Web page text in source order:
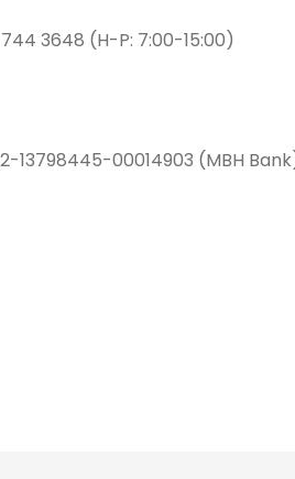
3648 (H-P: 7:00-15:00)
13798445-00014903 (MBH